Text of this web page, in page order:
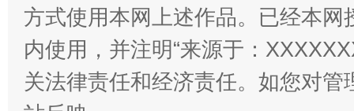
方式使用本网上述作品。已经本
内使用，并注明“来源于：
关法律责任和经济责任。如您对